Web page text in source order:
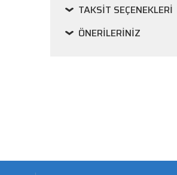
TAKSIT SEÇENEKLERI
ÖNERILERINIZ